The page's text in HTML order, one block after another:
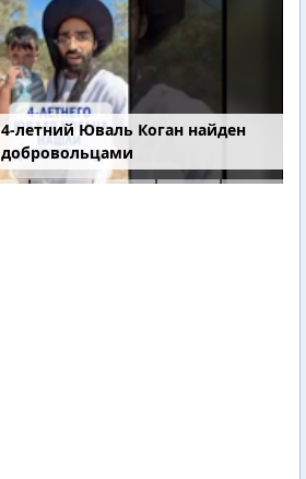
4-летний Юваль Коган найден
добровольцами